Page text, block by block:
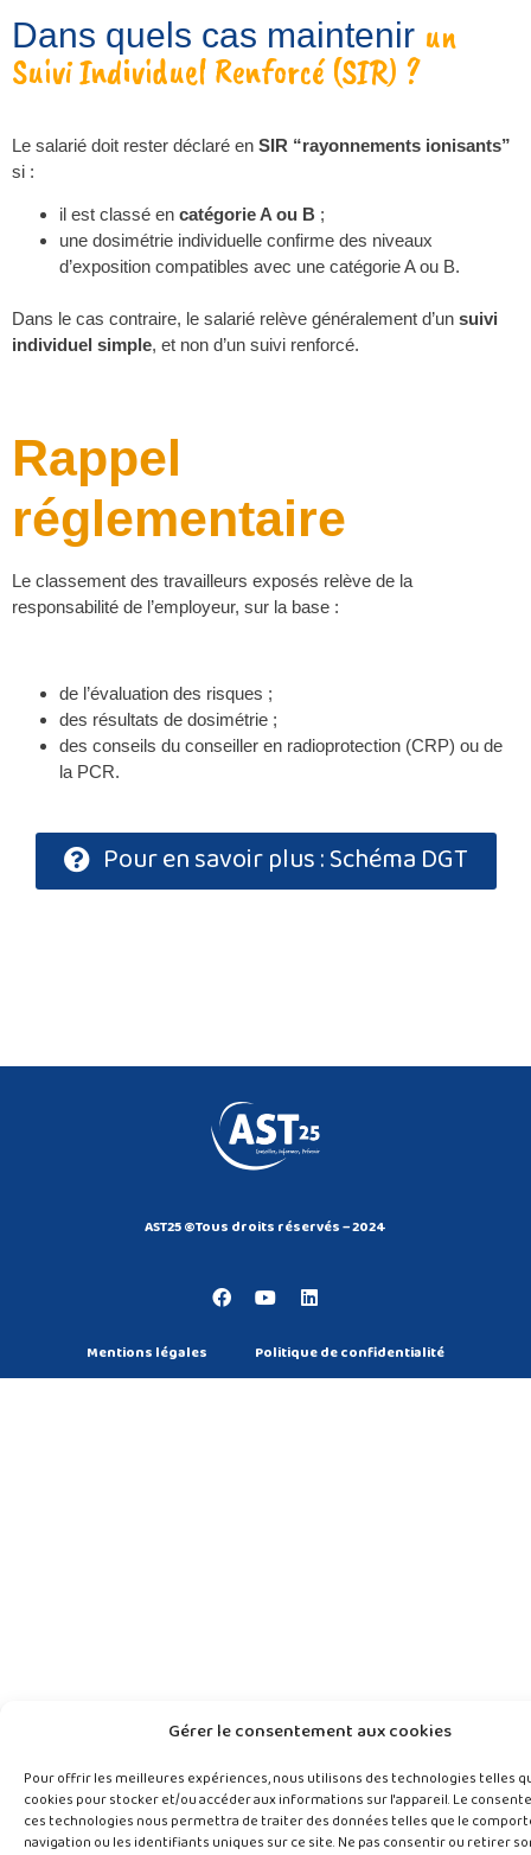
Gérer le consentement aux cookies
Pour offrir les meilleures expériences, nous utilisons des technologies telles
cookies pour stocker et/ou accéder aux informations sur l'appareil. Le
ces technologies nous permettra de traiter des données telles que le
navigation ou les identifiants uniques sur ce site. Ne pas consentir ou retirer
Dans quels cas maintenir un
Suivi Individuel Renforcé (SIR) ?
Le salarié doit rester déclaré en SIR “rayonnements ionisants”
si :
il est classé en catégorie A ou B ;
une dosimétrie individuelle confirme des niveaux
d’exposition compatibles avec une catégorie A ou B.
Dans le cas contraire, le salarié relève généralement d’un suivi
individuel simple, et non d’un suivi renforcé.
Rappel
réglementaire
Le classement des travailleurs exposés relève de la
responsabilité de l’employeur, sur la base :
de l’évaluation des risques ;
des résultats de dosimétrie ;
des conseils du conseiller en radioprotection (CRP) ou de
la PCR.
Pour en savoir plus : Schéma DGT
AST25 ©Tous droits réservés – 2024
Mentions légales Politique de confidentialité